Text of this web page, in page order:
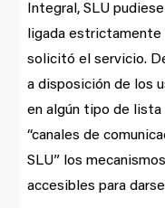
Integral, SLU
ligada estrictamente
solicitó el servicio.
a disposición de los
en algún tipo de
“canales de
SLU” los
accesibles para